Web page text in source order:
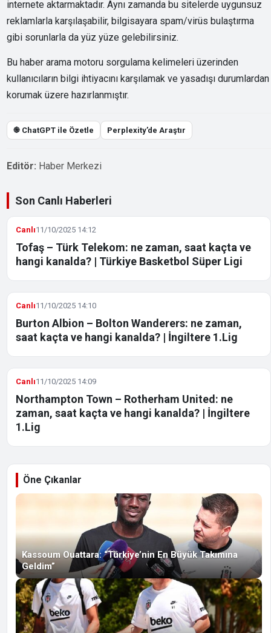
internete aktarmaktadır. Aynı zamanda bu sitelerde uygunsuz
reklamlarla karşılaşabilir, bilgisayara spam/virüs bulaştırma
gibi sorunlarla da yüz yüze gelebilirsiniz.
Bu haber arama motoru sorgulama kelimeleri üzerinden
kullanıcıların bilgi ihtiyacını karşılamak ve yasadışı durumlardan
korumak üzere hazırlanmıştır.
֎ ChatGPT ile Özetle Perplexity’de Araştır
Editör: Haber Merkezi
Son Canlı Haberleri
Canlı11/10/2025 14:12
Tofaş – Türk Telekom: ne zaman, saat kaçta ve
hangi kanalda? | Türkiye Basketbol Süper Ligi
Canlı11/10/2025 14:10
Burton Albion – Bolton Wanderers: ne zaman,
saat kaçta ve hangi kanalda? | İngiltere 1.Lig
Canlı11/10/2025 14:09
Northampton Town – Rotherham United: ne
zaman, saat kaçta ve hangi kanalda? | İngiltere
1.Lig
Öne Çıkanlar
Kassoum Ouattara: “Türkiye’nin En Büyük Takımına
Geldim”